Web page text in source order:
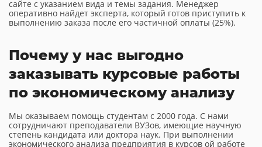
сайте с указанием вида и темы задания. Менеджер
оперативно найдет эксперта, который готов приступить к
выполнению заказа после его частичной оплаты (25%).
Почему у нас выгодно
заказывать курсовые работы
по экономическому анализу
Мы оказываем помощь студентам с 2000 года. С нами
сотрудничают преподаватели ВУЗов, имеющие научную
степень кандидата или доктора наук. При выполнении
экономического анализа предприятия в курсов ой работе